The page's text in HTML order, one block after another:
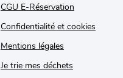
CGU E-Réservation
Confidentialité et cookies
Mentions légales
Je trie mes déchets